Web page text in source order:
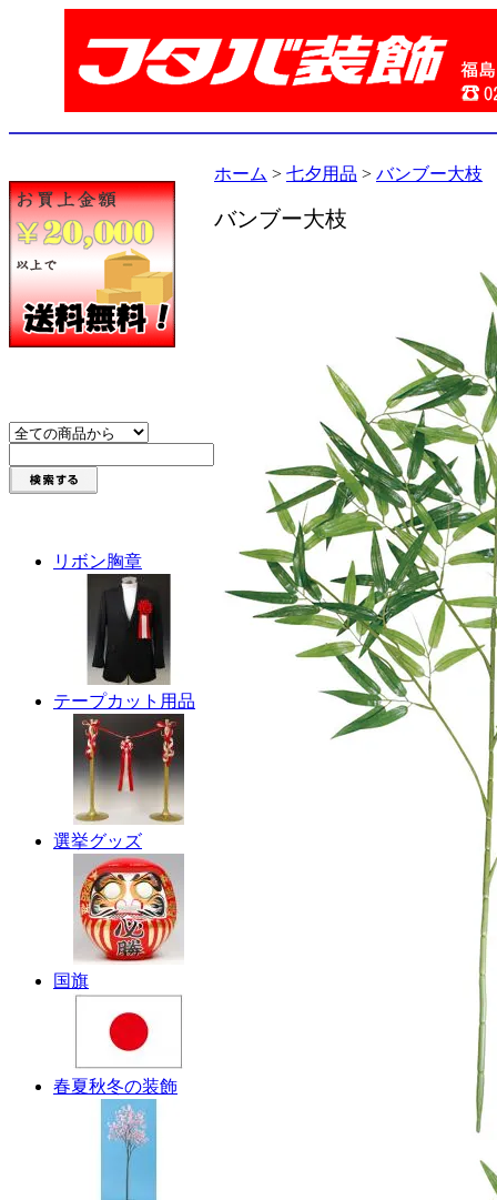
リボン胸章
テープカット用品
選挙グッズ
国旗
春夏秋冬の装飾
ホーム > 七夕用品 > バンブー大枝
バンブー大枝